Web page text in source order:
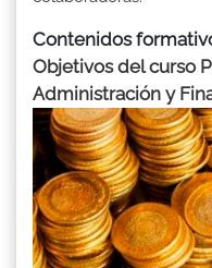
Contenidos
Objetivos del curso
Administración y